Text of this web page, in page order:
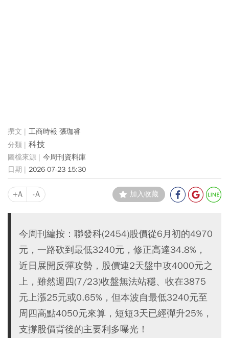
工商時報 張珈睿
科技
今周刊資料庫
2026-07-23 15:30
+A -A 加入收藏
今周刊編按：聯發科(2454)股價從6月初的4970
元，一路砍到最低3240元，修正高達34.8%，
近日展開反彈攻勢，股價連2天盤中攻4000元之
上，雖然週四(7/23)收盤無法站穩、收在3875
元上漲25元或0.65%，但本波自最低3240元至
周四高點4050元來算，短短3天已經彈升25%，
支撐股價背後的主要利多曝光！